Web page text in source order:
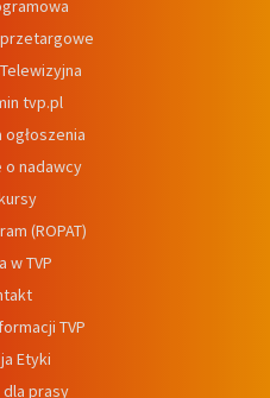
tvp.pl
o nadawcy
(ROPAT)
w TVP
TVP
Etyki
prasy